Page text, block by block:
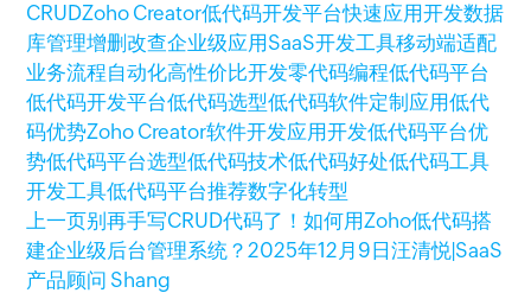
CRUDZoho Creator低代码开发平台快速应用开发数据
库管理增删改查企业级应用 SaaS开发工具移动端适配
业务流程自动化高性价比开发零代码编程低代码平台
低代码开发平台低代码选型低代码软件定制应用低代
码优势Zoho Creator软件开发应用开发低代码平台优
势低代码平台选型低代码技术低代码好处低代码工具
开发工具低代码平台推荐数字化转型
上一页别再手写CRUD代码了！如何用Zoho低代码搭
建企业级后台管理系统？2025年12月9日汪清悦|SaaS
产品顾问 Shang